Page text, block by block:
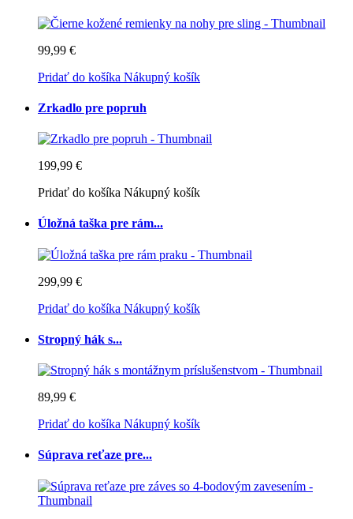
99,99 €
Pridať do košíka Nákupný košík
Zrkadlo pre popruh
199,99 €
Pridať do košíka Nákupný košík
Úložná taška pre rám...
299,99 €
Pridať do košíka Nákupný košík
Stropný hák s...
89,99 €
Pridať do košíka Nákupný košík
Súprava reťaze pre...